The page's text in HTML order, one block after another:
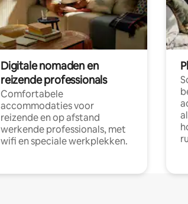
Digitale nomaden en
reizende professionals
Comfortabele
accommodaties voor
reizende en op afstand
werkende professionals, met
wifi en speciale werkplekken.